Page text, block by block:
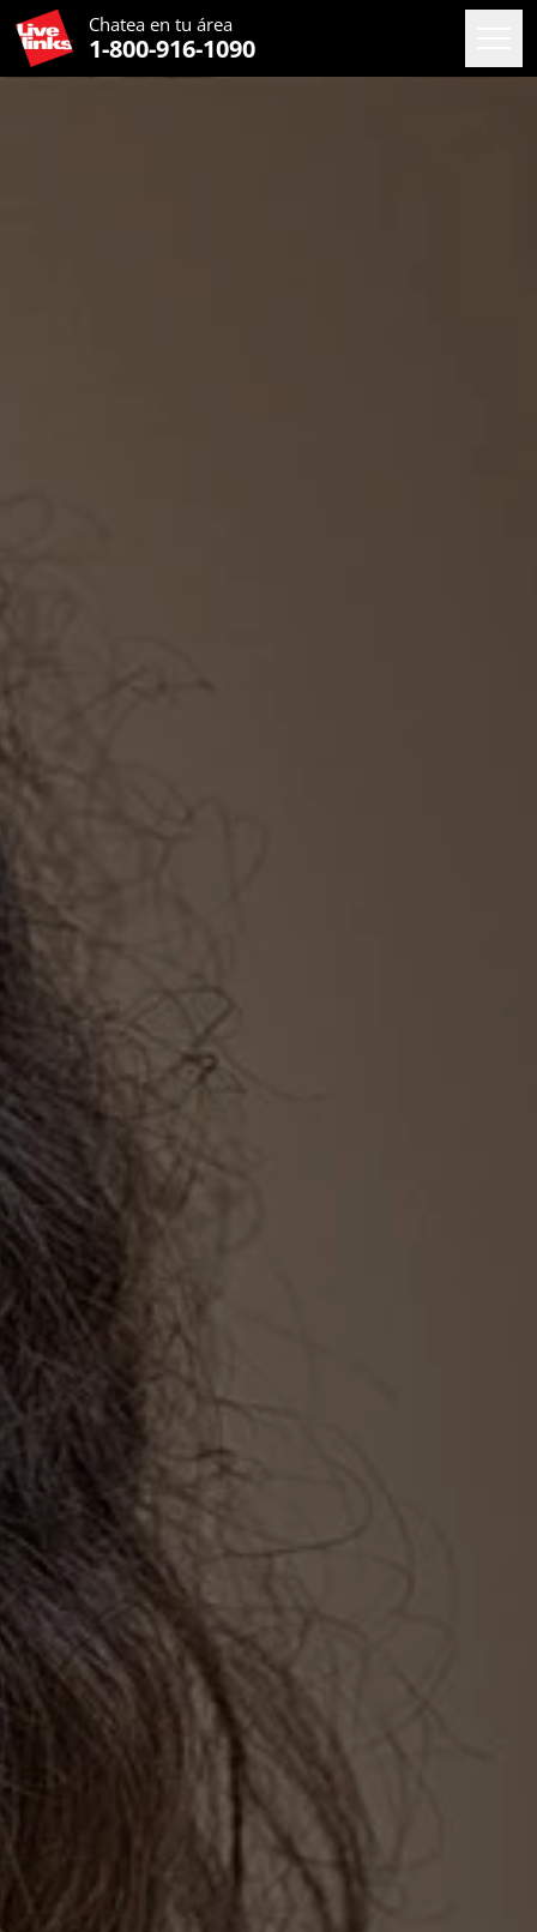
Chatea en tu área
1-800-916-1090